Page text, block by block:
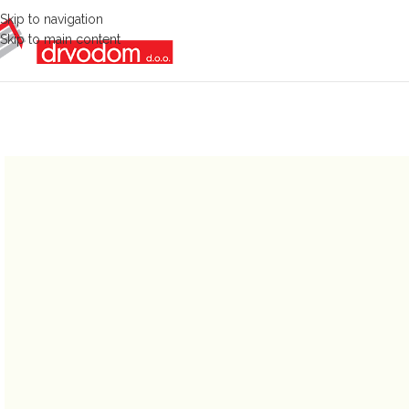
Skip to navigation
Skip to main content